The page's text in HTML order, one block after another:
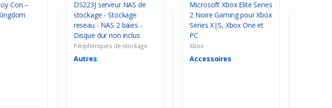
Périphériques de stockage
Autres
Xbox
Accessoires